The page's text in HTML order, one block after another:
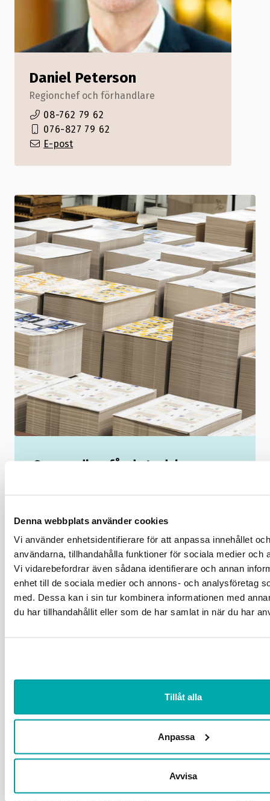
Denna webbplats använder cookies
Vi använder enhetsidentifierare för att anpassa innehållet
användarna, tillhandahålla funktioner för sociala medier och
Vi vidarebefordrar även sådana identifierare och annan
enhet till de sociala medier och annons- och analysföretag
med. Dessa kan i sin tur kombinera informationen med
du har tillhandahållit eller som de har samlat in när du har
Tillåt alla
Anpassa
Avvisa
Daniel Peterson
Regionchef och förhandlare
08-762 79 62
076-827 79 62
E-post
Som medlem får du ta del av
Tillsammans bygger vi din kunskap.
som underlättar vardagen.
Saknar du ett webbkonto?Registrera här
Problem med inloggningen? Mejla oss påinfo@grafiska.se